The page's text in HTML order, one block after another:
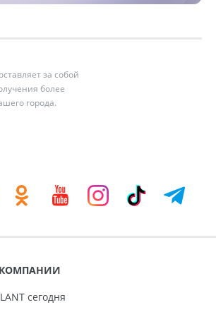
за собой
более
города.
сегодня